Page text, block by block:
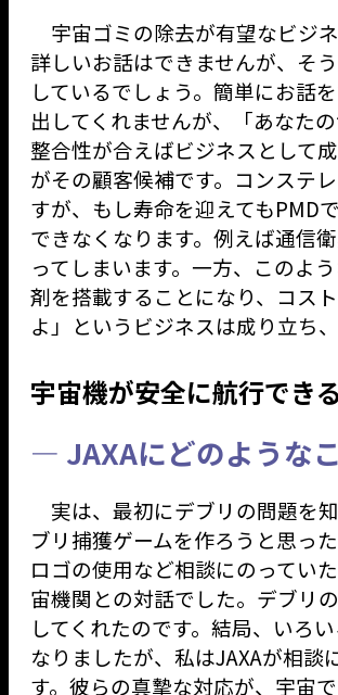
宇宙ゴミの除去が有望なビジ
詳しいお話はできませんが、そ
しているでしょう。簡単にお話
出してくれませんが、「あなた
整合性が合えばビジネスとして
がその顧客候補です。コンステ
すが、もし寿命を迎えてもPMD
できなくなります。例えば通信
ってしまいます。一方、このよ
剤を搭載することになり、コス
よ」というビジネスは成り立ち
宇宙機が安全に航行でき
— JAXAにどのような
実は、最初にデブリの問題を
ブリ捕獲ゲームを作ろうと思っ
ロゴの使用など相談にのってい
宙機関との対話でした。デブリ
してくれたのです。結局、いろ
なりましたが、私はJAXAが相
す。彼らの真摯な対応が、宇宙